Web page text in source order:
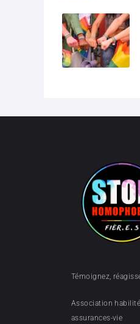
Témoignez,
Association
assurances-vie